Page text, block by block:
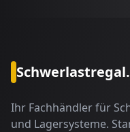
Ihr Fachhändler für
und Lagersysteme.